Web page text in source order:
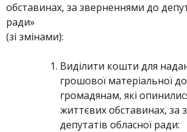
обставинах, за зверненнями до
ради»
(зі змінами):
Виділити кошти для
грошової матеріальної
громадянам, які
життєвих обставинах, за
депутатів обласної ради: